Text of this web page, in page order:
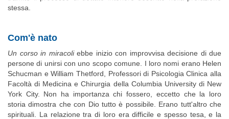
stessa.
Com'è nato
Un corso in miracoliebbe inizio con improvvisa decisione di due
persone di unirsi con uno scopo comune. I loro nomi erano Helen
Schucman e William Thetford, Professori di Psicologia Clinica alla
Facoltà di Medicina e Chirurgia della Columbia University di New
York City. Non ha importanza chi fossero, eccetto che la loro
storia dimostra che con Dio tutto è possibile. Erano tutt'altro che
spirituali. La relazione tra di loro era difficile e spesso tesa, e la